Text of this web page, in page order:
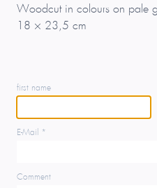
Woodcut in colours on pale
18 × 23,5 cm
first name
E-Mail *
Comment